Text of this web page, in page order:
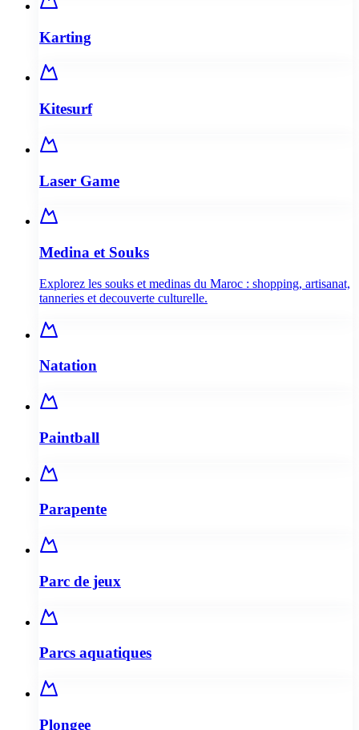
Karting
Kitesurf
Laser Game
Medina et Souks
Explorez les souks et medinas du Maroc : shopping, artisanat,
tanneries et decouverte culturelle.
Natation
Paintball
Parapente
Parc de jeux
Parcs aquatiques
Plongee